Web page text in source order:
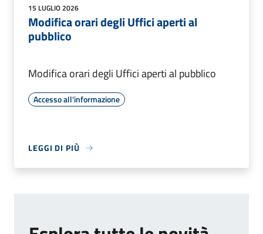
15 LUGLIO 2026
Modifica orari degli Uffici aperti al
pubblico
Modifica orari degli Uffici aperti al pubblico
Accesso all'informazione
LEGGI DI PIÙ